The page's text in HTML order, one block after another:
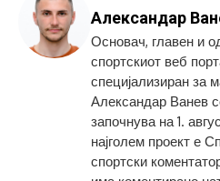
Александар
Основач, главен и
спортскиот веб
специјализиран за
Александар Ванев
започнува на 1.
најголем проект е
спортски